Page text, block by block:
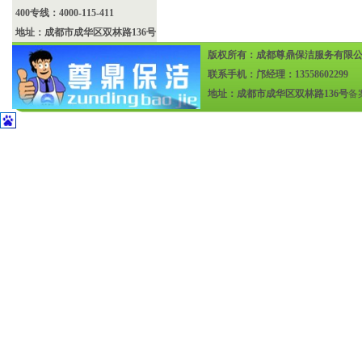
400专线：4000-115-411
地址：成都市成华区双林路136号
版权所有：成都尊鼎保洁服务有限
联系手机：邝经理：13558602299
地址：成都市成华区双林路136号备